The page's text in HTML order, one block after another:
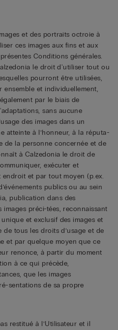
et des portraits octroie à
ces images aux fins et aux
Conditions générales.
le droit d'utiliser tout ou
pourront être utilisées,
et individuellement,
par le biais de
sans aucune
des images dans un
atteinte à l’honneur, à la réputa-
de la personne concernée et de
à Calzedonia le droit de
exécuter et
et par tout moyen (p.ex.
publics ou au sein
publication dans des
images préci-tées, reconnaissant
et exclusif des images et
tous les droits d’usage et de
et par quelque moyen que ce
renonce, à partir du moment
à ce qui précède,
que les images
sentations de sa propre
restitué à l’Utilisateur et il